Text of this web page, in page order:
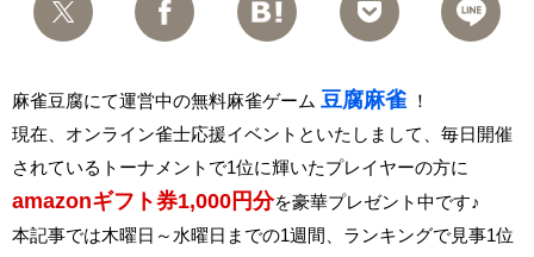
麻雀豆腐にて運営中の無料麻雀ゲーム 豆腐麻雀 ！
現在、オンライン雀士応援イベントといたしまして、毎日開催
されているトーナメントで1位に輝いたプレイヤーの方に
amazonギフト券1,000円分を豪華プレゼント中です♪
本記事では木曜日～水曜日までの1週間、ランキングで見事1位